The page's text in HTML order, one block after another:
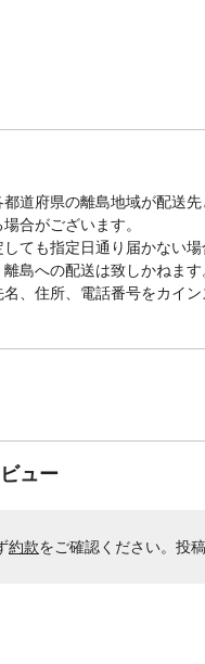
道府県の離島地域が配送
合がございます。
ても指定日通り届かない場
島への配送は致しかねます
、住所、電話番号をカイ
ュー
約款をご確認ください。投